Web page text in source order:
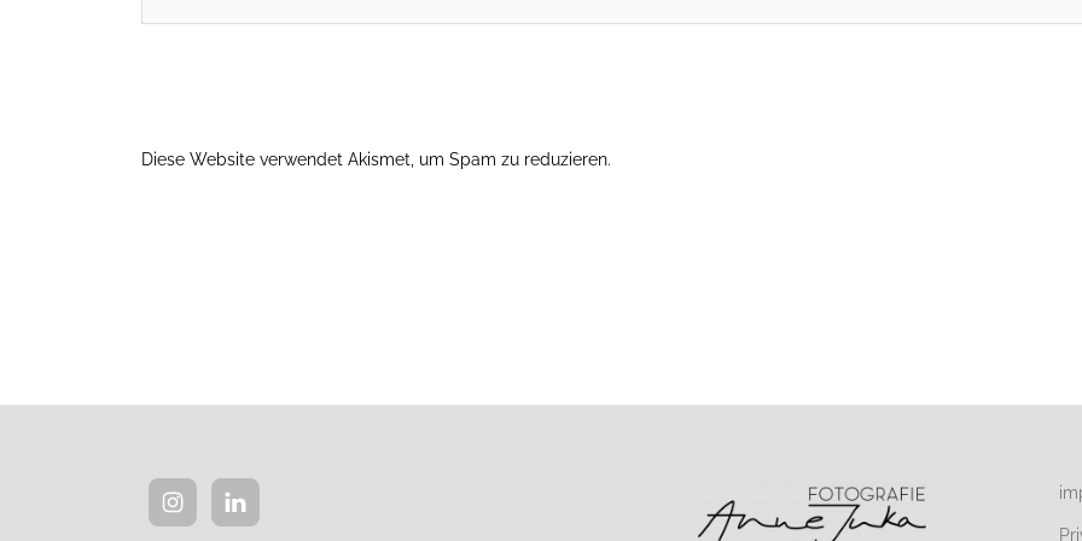
Diese Website verwendet Akismet, um Spam zu reduzieren.